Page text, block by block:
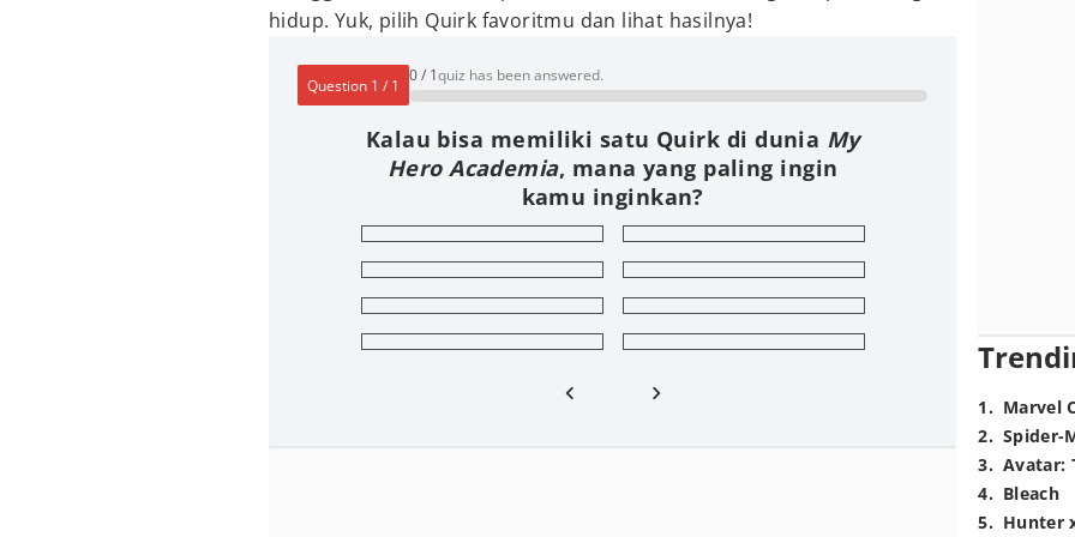
hidup. Yuk, pilih Quirk favoritmu dan lihat hasilnya!
Question 1 / 1
0/ 1quiz has been answered.
Kalau bisa memiliki satu Quirk di dunia My
Hero Academia, mana yang paling ingin
kamu inginkan?
1. Marvel
2. Spider-
3. Avatar:
4. Bleach
5. Hunter